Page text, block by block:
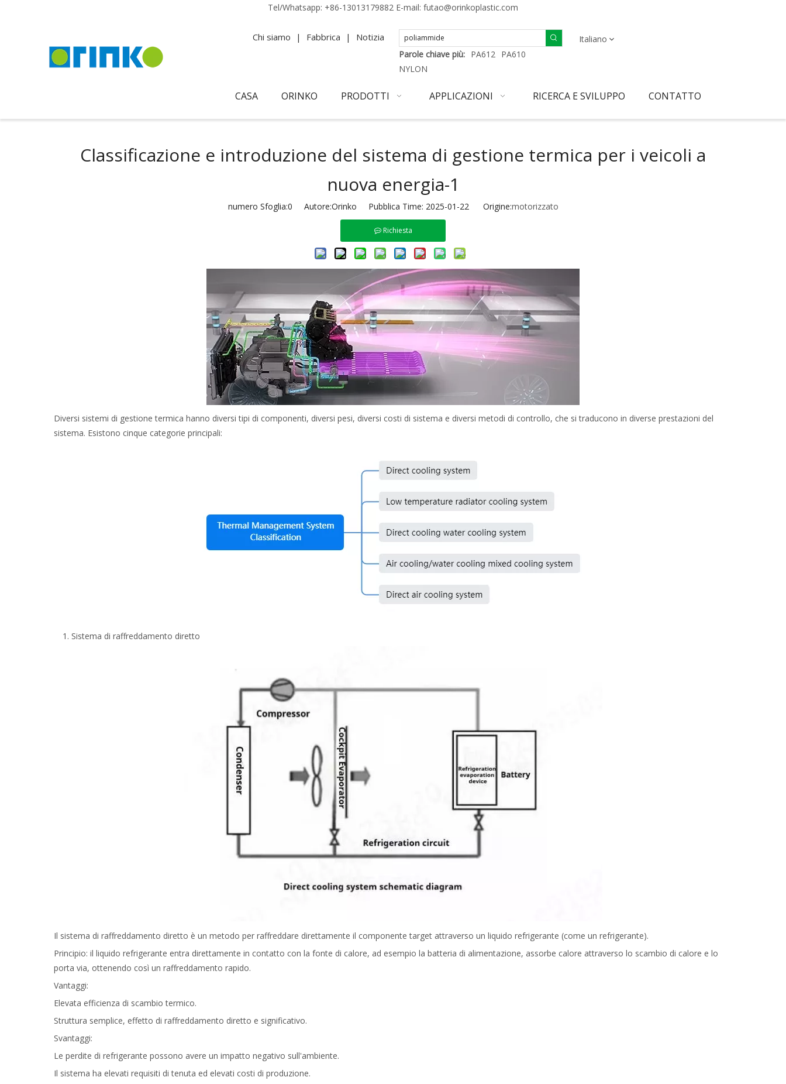
Tel/Whatsapp: +86-13013179882 E-mail: futao@orinkoplastic.com
Chi siamo | Fabbrica | Notizia
Parole chiave più: PA612 PA610
NYLON
Italiano
CASA ORINKO PRODOTTI APPLICAZIONI RICERCA E SVILUPPO CONTATTO
Classificazione e introduzione del sistema di gestione termica per i veicoli a
nuova energia-1
numero Sfoglia:0 Autore:Orinko Pubblica Time: 2025-01-22 Origine:motorizzato
Richiesta
Diversi sistemi di gestione termica hanno diversi tipi di componenti, diversi pesi, diversi costi di sistema e diversi metodi di controllo, che si traducono in diverse prestazioni del
sistema. Esistono cinque categorie principali:
Sistema di raffreddamento diretto
Il sistema di raffreddamento diretto è un metodo per raffreddare direttamente il componente target attraverso un liquido refrigerante (come un refrigerante).
Principio: il liquido refrigerante entra direttamente in contatto con la fonte di calore, ad esempio la batteria di alimentazione, assorbe calore attraverso lo scambio di calore e lo
porta via, ottenendo così un raffreddamento rapido.
Vantaggi:
Elevata efficienza di scambio termico.
Struttura semplice, effetto di raffreddamento diretto e significativo.
Svantaggi:
Le perdite di refrigerante possono avere un impatto negativo sull'ambiente.
Il sistema ha elevati requisiti di tenuta ed elevati costi di produzione.